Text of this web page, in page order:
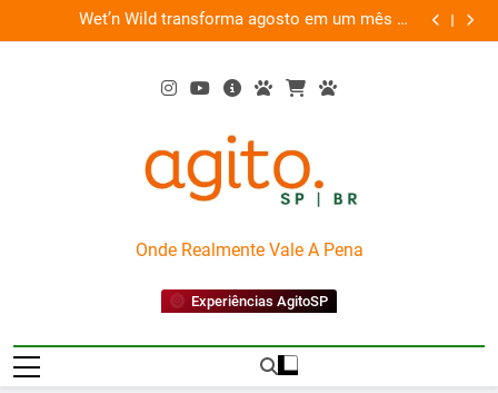
to
Wet’n Wild transforma agosto em um mês de
diversão e conexão
“Led
AgitoSP
Onde Realmente Vale A Pena
Experiências AgitoSP